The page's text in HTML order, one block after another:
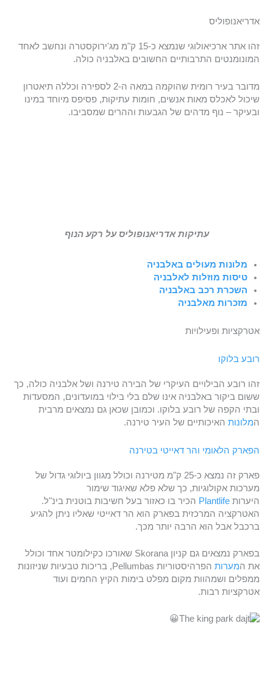
אדריאנופוליס
זהו אתר ארכיאולוגי שנמצא כ-15 ק"מ מג'ירוקסטרה ונחשב לאחד
המונומנטים התרבותיים החשובים באלבניה כולה.
מדובר בעיר רומית שהוקמה במאה ה-2 לספירה וכללה תיאטרון
שיכול לאכלס מאות אנשים, חומות עתיקות, פסיפס מיוחד במינו
ובעיקר – נוף מדהים של הגבעות וההרים שמסביבו.
עתיקות אדריאנופוליס על רקע הנוף
מלונות מעולים באלבניה
טיסות מוזלות לאלבניה
השכרת רכב באלבניה
מזכרות מאלבניה
אטרקציות ופעילויות
רובע בלוקו
זהו רובע הבילויים העיקרי של הבירה טירנה ושל אלבניה כולה, כך
ששום ביקור באלבניה אינו שלם בלי בילוי במועדונים, המסעדות
ובתי הקפה של רובע בלוקו. וכמובן שכאן גם נמצאים מרבית
המלונות האיכותיים של העיר טירנה.
הפארק הלאומי והר דאייטי בטירנה
פארק זה נמצא כ-25 ק"מ מטירנה וכולל מגוון ביולוגי גדול של
מערכות אקולוגיות, כך שלא פלא שאיגוד שימור
היערותPlantlife הכיר בו כאזור בעל חשיבות בוטנית בינ"ל.
האטרקציה המרכזית בפארק הוא הר דאייטי שאליו ניתן להגיע
ברכבל אבל הוא הרבה יותר מכך.
בפארק נמצאים גם קניון Skorana שאורכו כקילומטר אחד וכולל
את המערות
הפרהיסטוריות Pellumbas, בריכות טבעיות שניזונות
ממפלים ושמהוות מקום מפלט בימות הקיץ החמים ועוד
אטרקציות רבות.